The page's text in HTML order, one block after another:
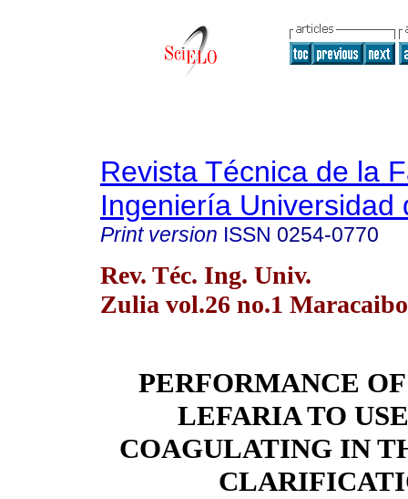
Revista Técnica de la
Ingeniería Universidad
Print version ISSN 0254-0770
Rev. Téc. Ing. Univ.
Zulia vol.26 no.1
PERFORMANCE
LEFARIA TO
COAGULATING IN